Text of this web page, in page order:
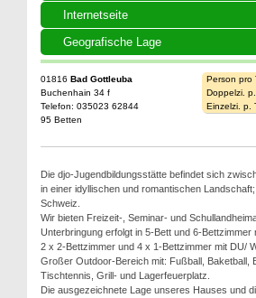
Internetseite
Geografische Lage
01816 Bad Gottleuba
Buchenhain 34 f
Telefon: 035023 62844
95 Betten
Person pro
Doppelzi.
Einzelzi. p.
Die djo-Jugendbildungsstätte befindet sich
in einer idyllischen und romantischen
Schweiz.
Wir bieten Freizeit-, Seminar- und
Unterbringung erfolgt in 5-Bett und 6-Bettzimmer
2 x 2-Bettzimmer und 4 x 1-Bettzimmer mit DU/
Großer Outdoor-Bereich mit: Fußball, Baketball,
Tischtennis, Grill- und Lagerfeuerplatz.
Die ausgezeichnete Lage unseres Hauses und